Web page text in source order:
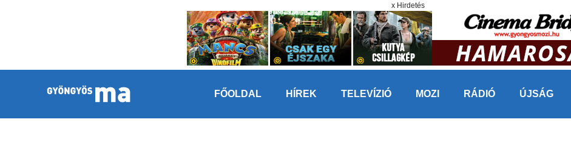
x Hirdetés
FŐOLDAL HÍREK TELEVÍZIÓ MOZI RÁDIÓ ÚJSÁG